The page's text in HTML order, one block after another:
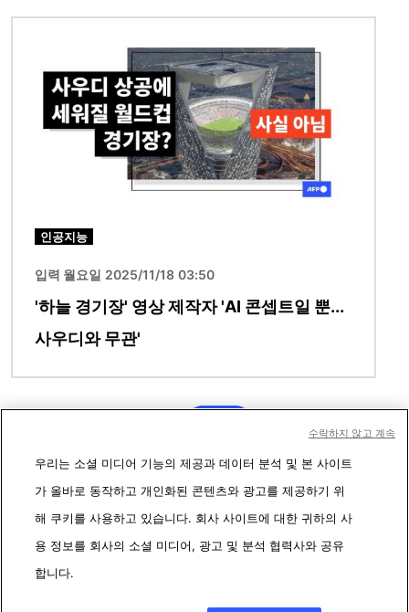
인공지능
입력 월요일 2025/11/18 03:50
'하늘 경기장' 영상 제작자 'AI 콘셉트일 뿐...
사우디와 무관'
우리는 소셜 미디어 기능의 제공과 데이터 분석 및 본 사이트
가 올바로 동작하고 개인화된 콘텐츠와 광고를 제공하기 위
해 쿠키를 사용하고 있습니다. 회사 사이트에 대한 귀하의 사
용 정보를 회사의 소셜 미디어, 광고 및 분석 협력사와 공유
합니다.
수락하지 않고 계속